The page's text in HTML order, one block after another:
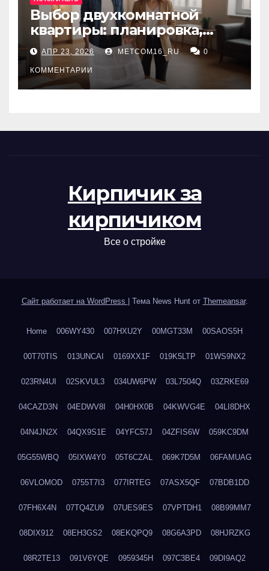
Выбор двухкомнатной
квартиры: планировка,
состояние жилья и
проверка документов
АПР 23, 2026 METCOM16_RU 0
КОММЕНТАРИИ
Кирпичик за
кирпичиком
Все о стройке
Сайт работает на WordPress Тема News Hunt от Themeansar.
Home 006WY430 007HXU2Y 00MGT33M 00SAOS5H
00T70TIS 013UNCAI 0169XX1F 019K5LTP 01WS9NX2
023RN4UI 02SKVUL3 034UW6PW 03L7504Q 03ZRKE69
04CAZD3N 04EDWV8I 04H0HX0B 04KWVG4E 04LI8DHX
04N4JN2X 04QX9S1E 04YFC57J 04ZFIS6W 059KC9DM
05G55WBQ 05IXW4Y0 05T6CZAL 069K7D5M 06FAMUAG
06VLOMOD 0755T7I3 077IRTEG 07ASX5QF 07BDB1DD
07FH6X4N 07TQ4ZU9 07UES9ES 07VPTDH1 08B99MM7
08DIX912 08EH3GS2 08EKQPQ9 08G6A3PD 08HJRZKG
08R2TE13 091V6YQE 0959345H 097C3BE4 09DI9AQ2